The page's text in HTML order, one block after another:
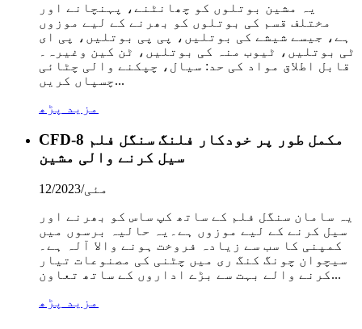
یہ مشین بوتلوں کو چھانٹنے، پہنچانے اور
مختلف قسم کی بوتلوں کو بھرنے کے لیے موزوں
ہے، جیسے شیشے کی بوتلیں، پی پی بوتلیں، پی ای
ٹی بوتلیں، ٹیوب منہ کی بوتلیں، ٹن کین وغیرہ۔
قابل اطلاق مواد کی حد: سیال، چپکنے والی چٹائی
چسپاں کریں...
مزید پڑھ
CFD-8 مکمل طور پر خودکار فلنگ سنگل فلم
سیل کرنے والی مشین
مئی/12/2023
یہ سامان سنگل فلم کے ساتھ کپ ساس کو بھرنے اور
سیل کرنے کے لیے موزوں ہے۔یہ حالیہ برسوں میں
کمپنی کا سب سے زیادہ فروخت ہونے والا آلہ ہے۔
سیچوان چونگ کنگ ری میں چٹنی کی مصنوعات تیار
کرنے والے بہت سے بڑے اداروں کے ساتھ تعاون...
مزید پڑھ